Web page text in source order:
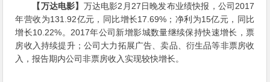
【万达电影】 万达电影2月27日晚发布业绩快报，公司2017
年营收为131.92亿元，同比增长17.69%；净利为15亿元，同比
增长10.22%。2017年公司新增影城数量继续保持快速增长，票
房收入持续提升；公司大力拓展广告、卖品、衍生品等非票房收
入，报告期内公司非票房收入实现较快增长。